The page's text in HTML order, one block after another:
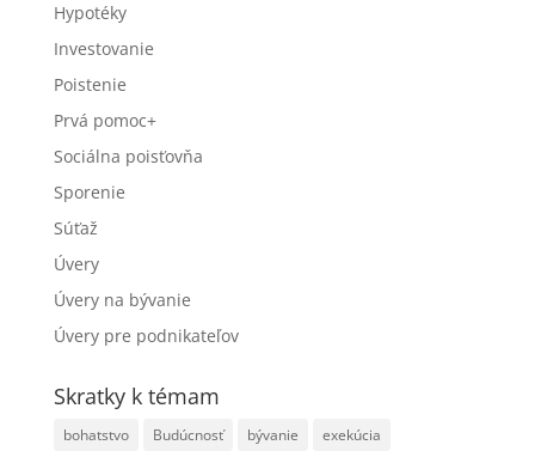
Hypotéky
Investovanie
Poistenie
Prvá pomoc+
Sociálna poisťovňa
Sporenie
Súťaž
Úvery
Úvery na bývanie
Úvery pre podnikateľov
Skratky k témam
bohatstvo Budúcnosť bývanie exekúcia